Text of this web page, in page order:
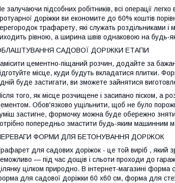
залучаючи підсобних робітників, всі операції
доріжки ви економите до 60% коштів
трафарету, які служать роздільниками і
рівною, а ширина швів однаковою на будь-
САДОВОЇ ДОРІЖКИ ЕТАПИ
цементно-піщаний розчин, додайте за
місце, куди будуть вкладатися плитки.
буде застигати, ви зможете зайнятися
того, як місце розчищене і засипано піском, а
Обов'язково ущільнити, щоб не було
застигне, формочку можна буде обережно
попередньо змастити будь-яким машинним
ФОРМИ ДЛЯ БЕТОНУВАННЯ ДОРІЖОК
для садових доріжок - це той виріб , який
— під час дощів і сльоти проходи до
цілком природно. В інтернет-магазині
для садової доріжки 60 х60 см, форма для